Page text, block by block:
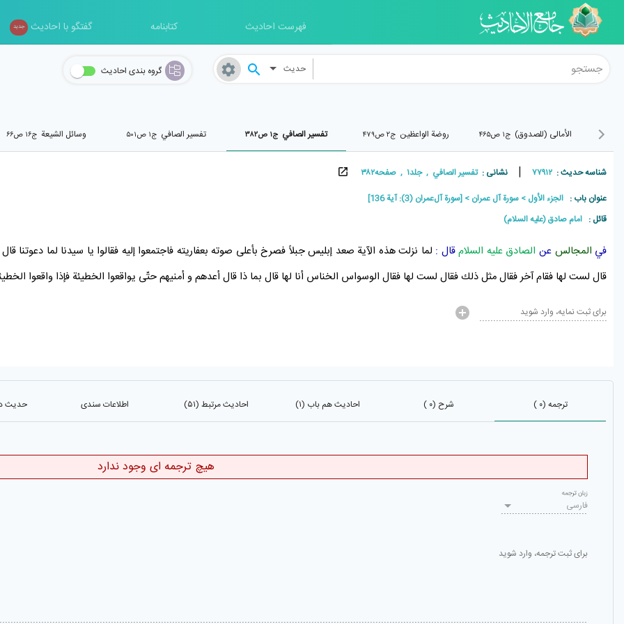
فهرست احادیث کتابنامه گفتگو با احادیث جدید
حدیث گروه بندی احادیث
الأمالی (للصدوق) ج۱ ص۴۶۵ روضة الواعظین ج۲ ص۴۷۹ تفسير الصافي ج۱ ص۳۸۲ تفسير الصافي ج۱ ص۵۰۱ وسائل الشیعة ج۱۶ ص۶۶
شناسه حدیث : ۷۷۹۱۲ | نشانی :تفسير الصافي , جلد۱ , صفحه۳۸۲
عنوان باب : الجزء الأول سورة آل عمران
[سورة آل‌عمران (3): آیة 136]
قائل : امام صادق (علیه السلام)
في المجالس عن الصادق عليه السلامقال : لما نزلت هذه الآية صعد إبليسجبلاً فصرخ بأعلى صوته بعفاريته فاجتمعوا إليه فقالوا يا سيدنا لما دعوتنا
قال لست لها فقام آخر فقال مثل ذلك فقال لست لها فقال الوسواس الخناس أنا لها قال بما ذا قال أعدهم و أمنيهم حتّى يواقعوا الخطيئة فإذا واقعوا
برای ثبت نمایه، وارد شوید
ترجمه (۰ ) شرح (۰ ) احادیث هم باب (۱) احادیث مرتبط (۵۱) اطلاعات سندی حدیث
هیچ ترجمه ای وجود ندارد
فارسی
زبان ترجمه
برای ثبت ترجمه، وارد شوید